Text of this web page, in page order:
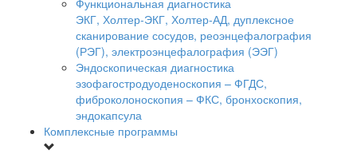
Функциональная диагностика
ЭКГ, Холтер-ЭКГ, Холтер-АД, дуплексное
сканирование сосудов, реоэнцефалография
(РЭГ), электроэнцефалография (ЭЭГ)
Эндоскопическая диагностика
эзофагостродуоденоскопия – ФГДС,
фиброколоноскопия – ФКС, бронхоскопия,
эндокапсула
Комплексные программы